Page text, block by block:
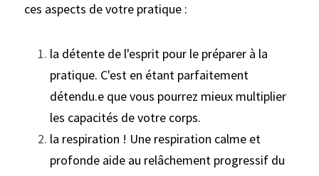
ces aspects de votre pratique :
la détente de l'esprit pour le préparer à la
pratique. C'est en étant parfaitement
détendu.e que vous pourrez mieux multiplier
les capacités de votre corps.
la respiration ! Une respiration calme et
profonde aide au relâchement progressif du